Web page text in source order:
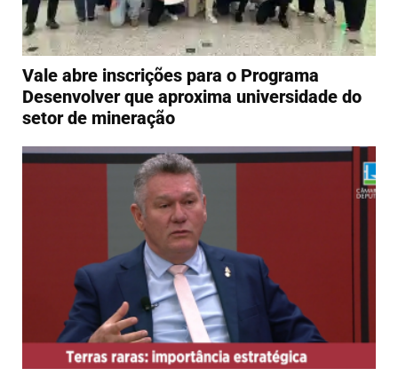
Vale abre inscrições para o Programa
Desenvolver que aproxima universidade do
setor de mineração